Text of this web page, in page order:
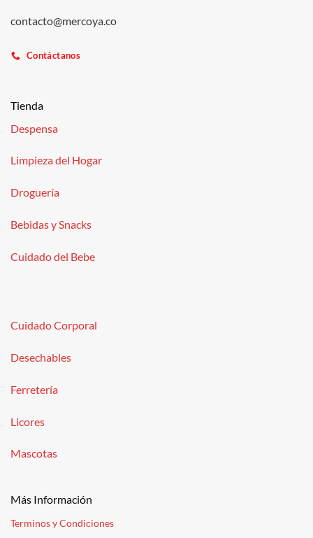
contacto@mercoya.co
Contáctanos
Tienda
Despensa
Limpieza del Hogar
Droguería
Bebidas y Snacks
Cuidado del Bebe
Cuidado Corporal
Desechables
Ferretería
Licores
Mascotas
Más Información
Terminos y Condiciones